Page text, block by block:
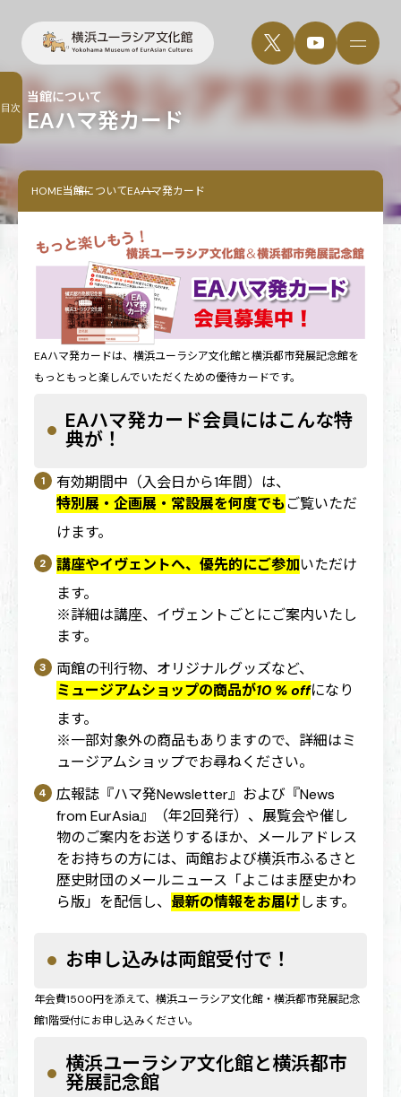
EAハマ発カード
当館について
HOME当館についてEAハマ発カード
EAハマ発カードは、横浜ユーラシア文化館と横浜都市発展記念館を
もっともっと楽しんでいただくための優待カードです。
EAハマ発カード会員にはこんな特
典が！
有効期間中（入会日から1年間）は、
特別展・企画展・常設展を何度でもご覧いただ
けます。
講座やイヴェントへ、優先的にご参加いただけ
ます。
※詳細は講座、イヴェントごとにご案内いたし
ます。
両館の刊行物、オリジナルグッズなど、
ミュージアムショップの商品が10 % offになり
ます。
※一部対象外の商品もありますので、詳細はミ
ュージアムショップでお尋ねください。
広報誌『ハマ発Newsletter』および『News
from EurAsia』（年2回発行）、展覧会や催し
物のご案内をお送りするほか、メールアドレス
をお持ちの方には、両館および横浜市ふるさと
歴史財団のメールニュース「よこはま歴史かわ
ら版」を配信し、 最新の情報をお届けします。
お申し込みは両館受付で！
年会費1500円を添えて、横浜ユーラシア文化館・横浜都市発展記念
館1階受付にお申し込みください。
横浜ユーラシア文化館と横浜都市
発展記念館
目次